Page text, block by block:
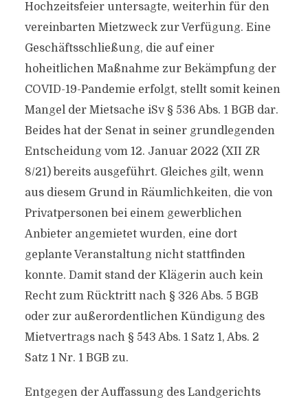
Hochzeitsfeier untersagte, weiterhin für den
vereinbarten Mietzweck zur Verfügung. Eine
Geschäftsschließung, die auf einer
hoheitlichen Maßnahme zur Bekämpfung der
COVID-19-Pandemie erfolgt, stellt somit keinen
Mangel der Mietsache iSv § 536 Abs. 1 BGB dar.
Beides hat der Senat in seiner grundlegenden
Entscheidung vom 12. Januar 2022 (XII ZR
8/21) bereits ausgeführt. Gleiches gilt, wenn
aus diesem Grund in Räumlichkeiten, die von
Privatpersonen bei einem gewerblichen
Anbieter angemietet wurden, eine dort
geplante Veranstaltung nicht stattfinden
konnte. Damit stand der Klägerin auch kein
Recht zum Rücktritt nach § 326 Abs. 5 BGB
oder zur außerordentlichen Kündigung des
Mietvertrags nach § 543 Abs. 1 Satz 1, Abs. 2
Satz 1 Nr. 1 BGB zu.
Entgegen der Auffassung des Landgerichts